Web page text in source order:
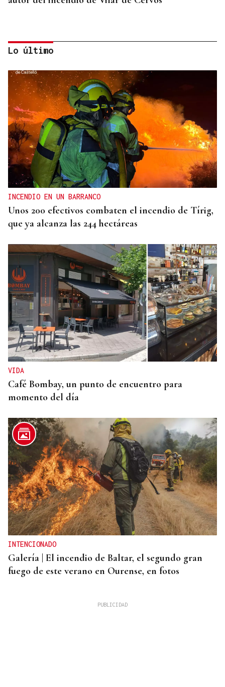
ALIANZA
La D.O. Monterrei refuerza su proyección
enoturística junto a Expourense
Lo último
INCENDIO EN UN BARRANCO
Unos 200 efectivos combaten el incendio de Tírig,
que ya alcanza las 244 hectáreas
VIDA
Café Bombay, un punto de encuentro para
momento del día
INTENCIONADO
Galería | El incendio de Baltar, el segundo gran
fuego de este verano en Ourense, en fotos